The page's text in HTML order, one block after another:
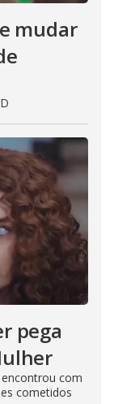
mudar
pega
com
cometidos